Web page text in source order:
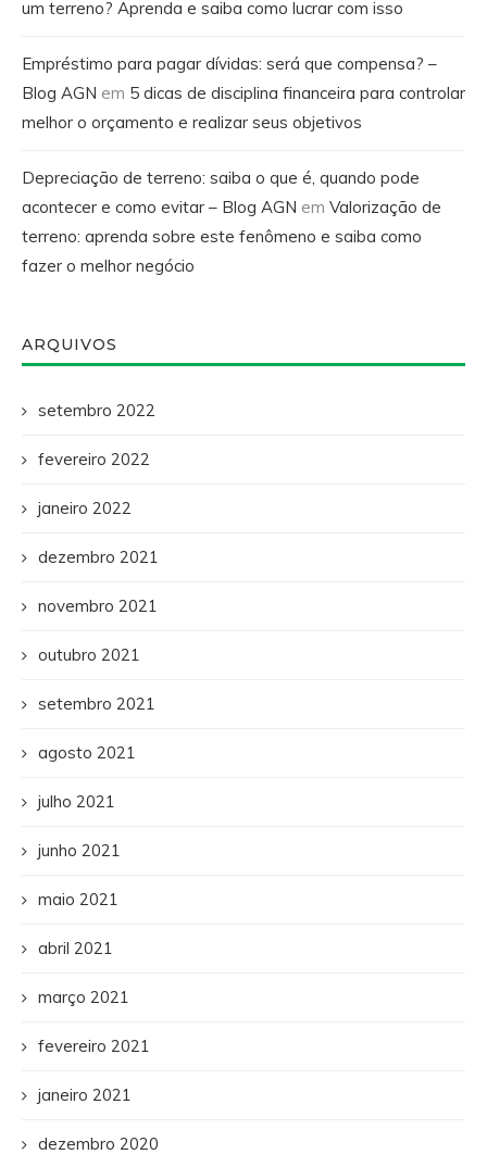
um terreno? Aprenda e saiba como lucrar com isso
Empréstimo para pagar dívidas: será que compensa? –
Blog AGN em 5 dicas de disciplina financeira para controlar
melhor o orçamento e realizar seus objetivos
Depreciação de terreno: saiba o que é, quando pode
acontecer e como evitar – Blog AGN em Valorização de
terreno: aprenda sobre este fenômeno e saiba como
fazer o melhor negócio
ARQUIVOS
setembro 2022
fevereiro 2022
janeiro 2022
dezembro 2021
novembro 2021
outubro 2021
setembro 2021
agosto 2021
julho 2021
junho 2021
maio 2021
abril 2021
março 2021
fevereiro 2021
janeiro 2021
dezembro 2020